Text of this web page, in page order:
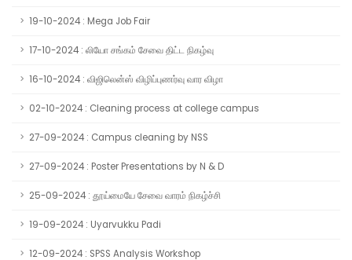
19-10-2024 : Mega Job Fair
17-10-2024 : லியோ சங்கம் சேவை திட்ட நிகழ்வு
16-10-2024 : விஜிலென்ஸ் விழிப்புணர்வு வார விழா
02-10-2024 : Cleaning process at college campus
27-09-2024 : Campus cleaning by NSS
27-09-2024 : Poster Presentations by N & D
25-09-2024 : தூய்மையே சேவை வாரம் நிகழ்ச்சி
19-09-2024 : Uyarvukku Padi
12-09-2024 : SPSS Analysis Workshop